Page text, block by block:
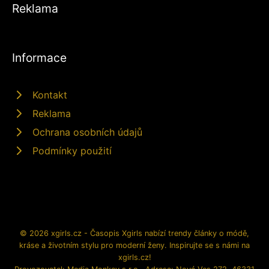
Reklama
Informace
Kontakt
Reklama
Ochrana osobních údajů
Podmínky použití
© 2026 xgirls.cz - Časopis Xgirls nabízí trendy články o módě,
kráse a životním stylu pro moderní ženy. Inspirujte se s námi na
xgirls.cz!